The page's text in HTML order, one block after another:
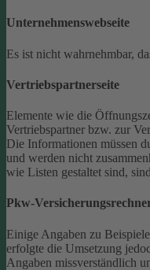
Unternehmenswebseite
Es ist nicht wahrnehmbar,
Vertriebspartnerseite
Elemente wie die
Vertriebspartner bzw. zur
Die Informationen müssen
und werden nicht
wie Listen gestaltet sind,
Pkw-
Einige Angaben zu
erfolgte die Umsetzung
Angaben missverständlich